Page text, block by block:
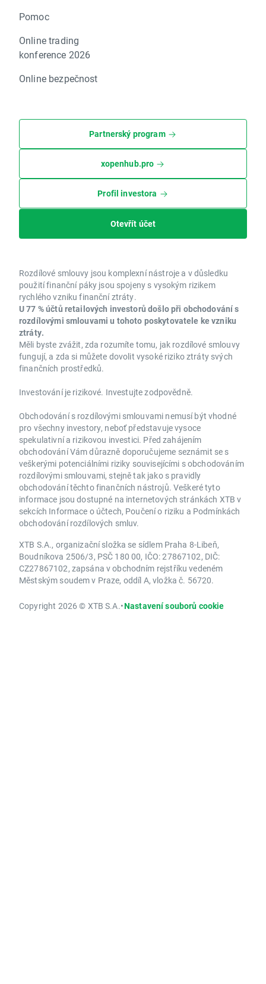
Pomoc
Online trading
konference 2026
Online bezpečnost
Partnerský program
xopenhub.pro
Profil investora
Otevřít účet
Rozdílové smlouvy jsou komplexní nástroje a v důsledku
použití finanční páky jsou spojeny s vysokým rizikem
rychlého vzniku finanční ztráty.
U 77 % účtů retailových investorů došlo při obchodování s
rozdílovými smlouvami u tohoto poskytovatele ke vzniku
ztráty.
Měli byste zvážit, zda rozumíte tomu, jak rozdílové smlouvy
fungují, a zda si můžete dovolit vysoké riziko ztráty svých
finančních prostředků.
Investování je rizikové. Investujte zodpovědně.
Obchodování s rozdílovými smlouvami nemusí být vhodné
pro všechny investory, neboť představuje vysoce
spekulativní a rizikovou investici. Před zahájením
obchodování Vám důrazně doporučujeme seznámit se s
veškerými potenciálními riziky souvisejícími s obchodováním
rozdílovými smlouvami, stejně tak jako s pravidly
obchodování těchto finančních nástrojů. Veškeré tyto
informace jsou dostupné na internetových stránkách XTB v
sekcích Informace o účtech, Poučení o riziku a Podmínkách
obchodování rozdílových smluv.
XTB S.A., organizační složka se sídlem Praha 8-Libeň,
Boudníkova 2506/3, PSČ 180 00, IČO: 27867102, DIČ:
CZ27867102, zapsána v obchodním rejstříku vedeném
Městským soudem v Praze, oddíl A, vložka č. 56720.
Copyright 2026 © XTB S.A.•Nastavení souborů cookie